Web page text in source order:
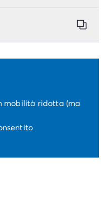
mobilità ridotta (ma